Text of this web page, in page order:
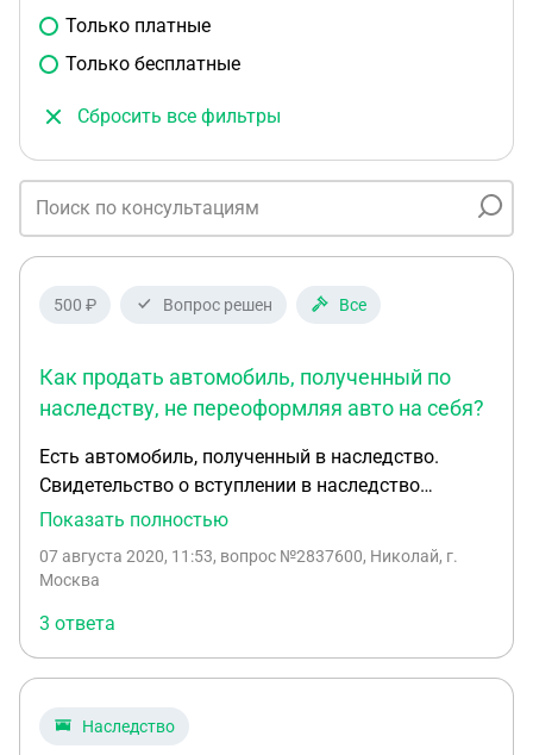
Только платные
Только бесплатные
Сбросить все фильтры
500 ₽ Вопрос решен Все
Как продать автомобиль, полученный по
наследству, не переоформляя авто на себя?
Есть автомобиль, полученный в наследство.
Свидетельство о вступлении в наследство
получено. Хочу его продать. И для этого
оформить. Говорят, в течение 10 дней с момента
перерегистрировать его на себя. Иначе будет
штраф. Но я не хочу его оформлять на себя, т.к.
хочу продать. Гугл говорит, что регламентом
ГИБДД допускается не регистрировать ТС на
нового владельца-наследника, если последний
Показать полностью
07 августа 2020, 11:53, вопрос №2837600, Николай, г.
Москва
3 ответа
Наследство